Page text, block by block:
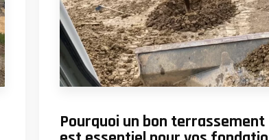
Pourquoi un bon terrassement